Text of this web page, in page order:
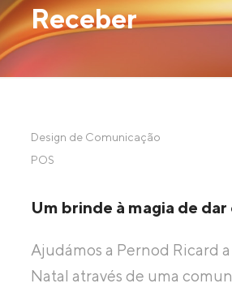
Receber
Design de Comunicação
POS
Um brinde à magia de
Ajudámos a Pernod Ricard
Natal através de uma